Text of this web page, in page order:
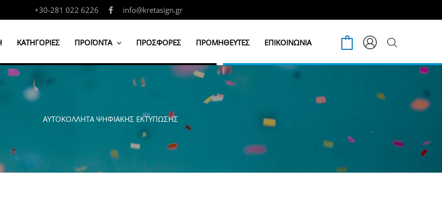
+30-281 022 6226 info@kretasign.gr
ΚΑΤΗΓΟΡΙΕΣ ΠΡΟΪΟΝΤΑ ΠΡΟΣΦΟΡΕΣ ΠΡΟΜΗΘΕΥΤΕΣ ΕΠΙΚΟΙΝΩΝΙΑ
ΑΥΤΟΚΟΛΛΗΤΑ ΨΗΦΙΑΚΗΣ ΕΚΤΥΠΩΣΗΣ